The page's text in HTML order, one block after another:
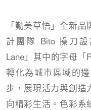
「勤美草悟」全新
計團隊 Bito 操刀
Lane」其中的字母
轉化為城市區域的
步，展現活力與創造
向精彩生活。色彩系